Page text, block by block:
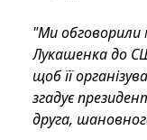
"Ми обговорили
Лукашенка до
щоб її
згадує
друга,